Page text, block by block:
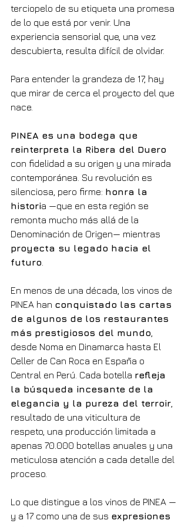
terciopelo de su etiqueta una promesa
de lo que está por venir. Una
experiencia sensorial que, una vez
descubierta, resulta difícil de olvidar.
Para entender la grandeza de 17, hay
que mirar de cerca el proyecto del que
nace.
PINEA es una bodega que
reinterpreta la Ribera del Duero
con fidelidad a su origen y una mirada
contemporánea. Su revolución es
silenciosa, pero firme: honra la
historia —que en esta región se
remonta mucho más allá de la
Denominación de Origen— mientras
proyecta su legado hacia el
futuro
En menos de una década, los vinos de
PINEA han conquistado las cartas
de algunos de los restaurantes
más prestigiosos del mundo
desde Noma en Dinamarca hasta El
Celler de Can Roca en España o
Central en Perú. Cada botella refleja
la búsqueda incesante de la
elegancia y la pureza del terroir
resultado de una viticultura de
respeto, una producción limitada a
apenas 70.000 botellas anuales y una
meticulosa atención a cada detalle del
proceso.
Lo que distingue a los vinos de PINEA —
y a 17 como una de sus expresiones